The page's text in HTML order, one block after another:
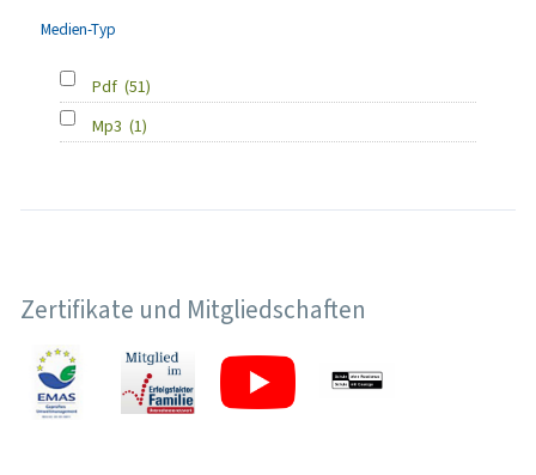
Medien-Typ
Pdf (51)
Mp3 (1)
Zertifikate und Mitgliedschaften